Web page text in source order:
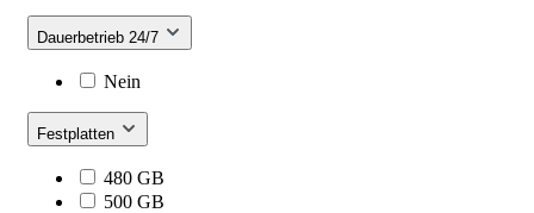
Dauerbetrieb 24/7
Nein
Festplatten
480 GB
500 GB